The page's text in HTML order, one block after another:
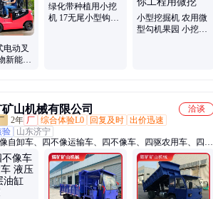
电动叉
新能源
绿化带种植用小挖
机 17无尾小型钩机
小型挖掘机 农用微
型勾机果园 小挖机
山机械有限公司
洽谈
2年 厂 综合体验L0 回复及时 出价迅速
验
山东济宁
自卸车、四不像运输车、四不像车、四驱农用车、四不
四不像矿安车、四不像农用车、四轮自卸翻斗车、毛竹
不像车、矿用四驱车、矿用运输车、矿用四不像四驱车